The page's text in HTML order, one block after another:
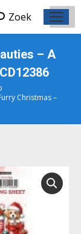
Zoek
– A
Christmas –